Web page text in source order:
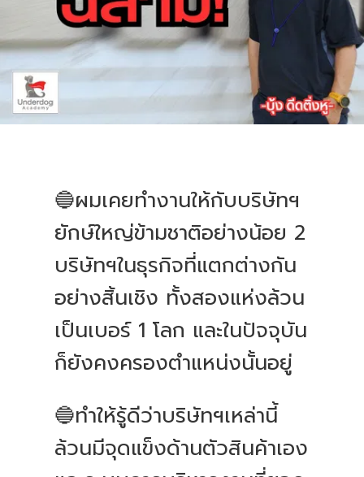
🔵ผมเคยทำงานให้กับบริษัทฯ
ยักษ์ใหญ่ข้ามชาติอย่างน้อย 2
บริษัทฯในธุรกิจที่แตกต่างกัน
อย่างสิ้นเชิง ทั้งสองแห่งล้วน
เป็นเบอร์ 1 โลก และในปัจจุบัน
ก็ยังคงครองตำแหน่งนั้นอยู่
🔵ทำให้รู้ดีว่าบริษัทฯเหล่านี้
ล้วนมีจุดแข็งด้านตัวสินค้าเอง